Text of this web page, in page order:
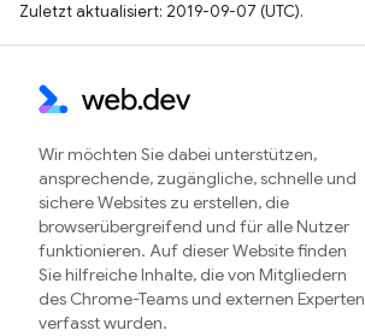
Zuletzt aktualisiert: 2019-09-07 (UTC).
Wir möchten Sie dabei unterstützen,
ansprechende, zugängliche, schnelle und
sichere Websites zu erstellen, die
browserübergreifend und für alle Nutzer
funktionieren. Auf dieser Website finden
Sie hilfreiche Inhalte, die von Mitgliedern
des Chrome-Teams und externen Experten
verfasst wurden.